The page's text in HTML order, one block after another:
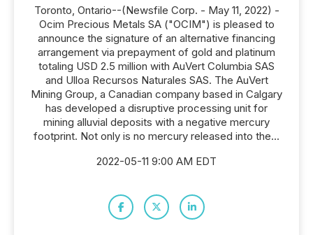
Toronto, Ontario--(Newsfile Corp. - May 11, 2022) -
Ocim Precious Metals SA ("OCIM") is pleased to
announce the signature of an alternative financing
arrangement via prepayment of gold and platinum
totaling USD 2.5 million with AuVert Columbia SAS
and Ulloa Recursos Naturales SAS. The AuVert
Mining Group, a Canadian company based in Calgary
has developed a disruptive processing unit for
mining alluvial deposits with a negative mercury
footprint. Not only is no mercury released into the...
2022-05-11 9:00 AM EDT